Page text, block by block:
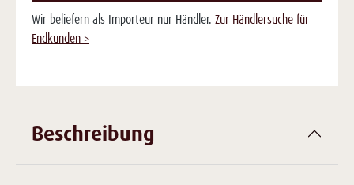
Wir beliefern als Importeur nur Händler. Zur Händlersuche für
Endkunden >
Beschreibung